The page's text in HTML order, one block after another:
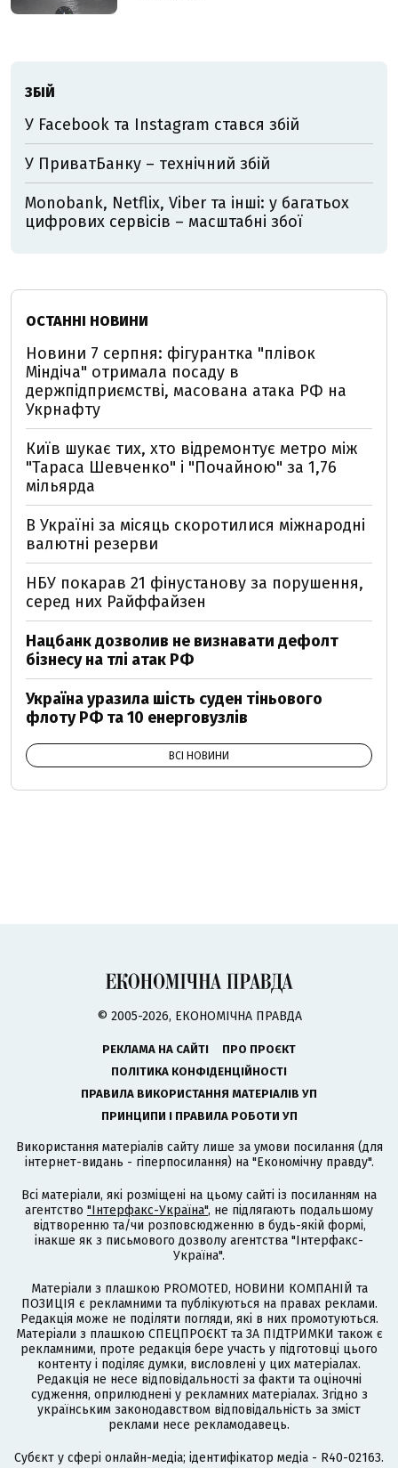
ЗБІЙ
У Facebook та Instagram стався збій
У ПриватБанку – технічний збій
Monobank, Netflix, Viber та інші: у багатьох
цифрових сервісів – масштабні збої
ОСТАННІ НОВИНИ
Новини 7 серпня: фігурантка "плівок
Міндіча" отримала посаду в
держпідприємстві, масована атака РФ на
Укрнафту
Київ шукає тих, хто відремонтує метро між
"Тараса Шевченко" і "Почайною" за 1,76
мільярда
В Україні за місяць скоротилися міжнародні
валютні резерви
НБУ покарав 21 фінустанову за порушення,
серед них Райффайзен
Нацбанк дозволив не визнавати дефолт
бізнесу на тлі атак РФ
Україна уразила шість суден тіньового
флоту РФ та 10 енерговузлів
ВСІ НОВИНИ
© 2005-2026, ЕКОНОМІЧНА ПРАВДА
РЕКЛАМА НА САЙТІ
ПРО ПРОЄКТ
ПОЛІТИКА КОНФІДЕНЦІЙНОСТІ
ПРАВИЛА ВИКОРИСТАННЯ МАТЕРІАЛІВ УП
ПРИНЦИПИ І ПРАВИЛА РОБОТИ УП
Використання матеріалів сайту лише за умови посилання (для
інтернет-видань - гіперпосилання) на "Економічну правду".
Всі матеріали, які розміщені на цьому сайті із посиланням на
агентство "Інтерфакс-Україна", не підлягають подальшому
відтворенню та/чи розповсюдженню в будь-якій формі,
інакше як з письмового дозволу агентства "Інтерфакс-
Україна".
Матеріали з плашкою PROMOTED, НОВИНИ КОМПАНІЙ та
ПОЗИЦІЯ є рекламними та публікуються на правах реклами.
Редакція може не поділяти погляди, які в них промотуються.
Матеріали з плашкою СПЕЦПРОЄКТ та ЗА ПІДТРИМКИ також є
рекламними, проте редакція бере участь у підготовці цього
контенту і поділяє думки, висловлені у цих матеріалах.
Редакція не несе відповідальності за факти та оціночні
судження, оприлюднені у рекламних матеріалах. Згідно з
українським законодавством відповідальність за зміст
реклами несе рекламодавець.
Cубєкт у сфері онлайн-медіа; ідентифікатор медіа - R40-02163.